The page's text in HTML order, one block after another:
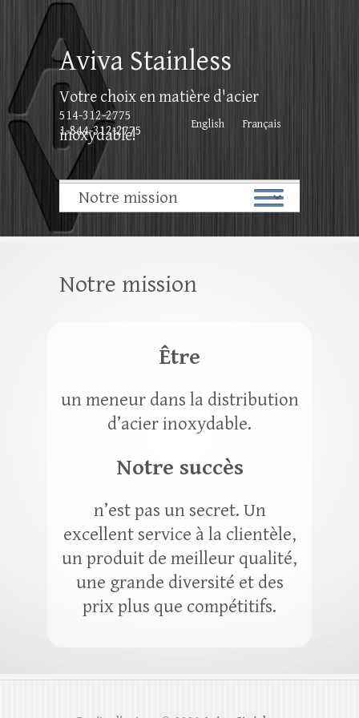
English Français
514-312-2775
1-844-312-2775
Aviva Stainless
Votre choix en matière d'acier
inoxydable!
Notre mission
Être
un meneur dans la distribution
d’acier inoxydable.
Notre succès
n’est pas un secret. Un
excellent service à la clientèle,
un produit de meilleur qualité,
une grande diversité et des
prix plus que compétitifs.